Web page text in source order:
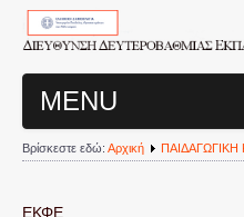
MENU
ΑΡΧΙΚΗ ΣΕΛΙΔΑ
Βρίσκεστε εδώ: Αρχική
ΕΚΦΕ